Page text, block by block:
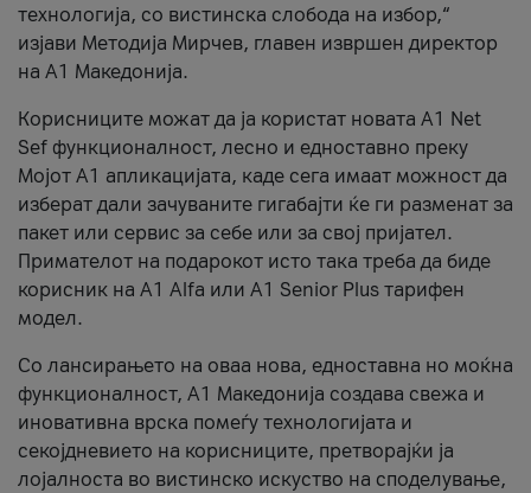
технологија, со вистинска слобода на избор,“
изјави Методија Мирчев, главен извршен директор
на А1 Македонија.
Корисниците можат да ја користат новата А1 Net
Sef функционалност, лесно и едноставно преку
Мојот А1 апликацијата, каде сега имаат можност да
изберат дали зачуваните гигабајти ќе ги разменат за
пакет или сервис за себе или за свој пријател.
Примателот на подарокот исто така треба да биде
корисник на А1 Alfa или A1 Senior Plus тарифен
модел.
Со лансирањето на оваа нова, едноставна но моќна
функционалност, А1 Македонија создава свежа и
иновативна врска помеѓу технологијата и
секојдневието на корисниците, претворајќи ја
лојалноста во вистинско искуство на споделување,